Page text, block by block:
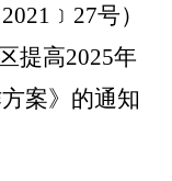
号）
提高2025年
案》的通知